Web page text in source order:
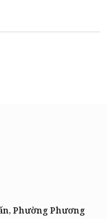
Phường Phương